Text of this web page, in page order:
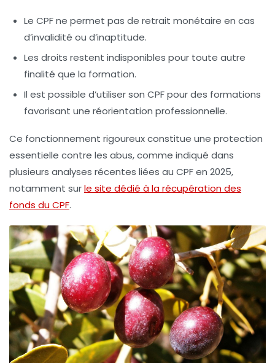
Le CPF ne permet pas de retrait monétaire en cas
d’invalidité ou d’inaptitude.
Les droits restent indisponibles pour toute autre
finalité que la formation.
Il est possible d’utiliser son CPF pour des formations
favorisant une réorientation professionnelle.
Ce fonctionnement rigoureux constitue une protection
essentielle contre les abus, comme indiqué dans
plusieurs analyses récentes liées au CPF en 2025,
notamment surle site dédié à la récupération des
fonds du CPF.